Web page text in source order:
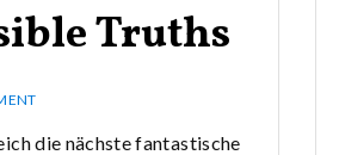
Truths
die nächste fantastische